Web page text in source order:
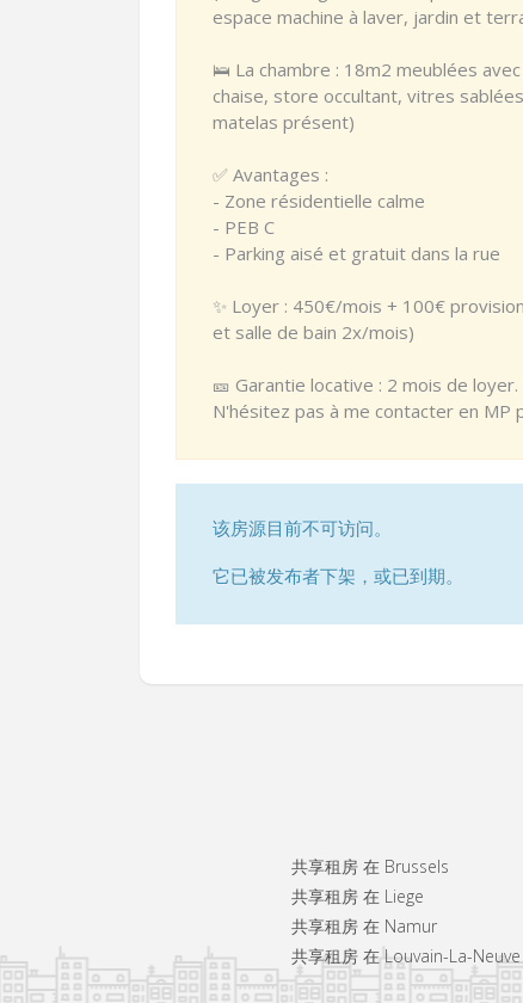
espace machine à laver, jardin et
🛌 La chambre : 18m2 meublées
chaise, store occultant, vitres
matelas présent)
✅ Avantages :
- Zone résidentielle calme
- PEB C
- Parking aisé et gratuit dans la rue
✨ Loyer : 450€/mois + 100€
et salle de bain 2x/mois)
🎫 Garantie locative : 2 mois de
N'hésitez pas à me contacter en MP
该房源目前不可访问。
它已被发布者下架，或已到期。
共享租房 在 Brussels
共享租房 在 Liege
共享租房 在 Namur
共享租房 在 Louvain-La-Neuve